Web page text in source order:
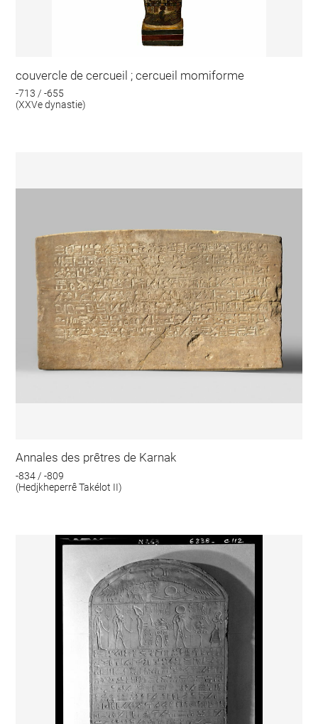
couvercle de cercueil ; cercueil momiforme
-713 / -655
(XXVe dynastie)
Annales des prêtres de Karnak
-834 / -809
(Hedjkheperrê Takélot II)